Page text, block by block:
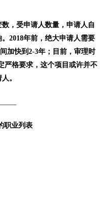
，受申请人数量，申请人自
2018年前，绝大申请人需要
加快到2-3年；目前，审理时
严格要求，这个项目或许并不
。
职业列表